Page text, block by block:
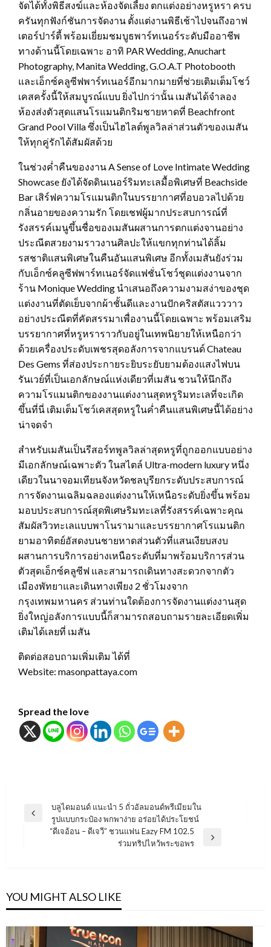
จัดได้ทั้งพิธีสงฆ์และห้องจัดเลี้ยง ตกแต่งอย่างหรูหรา ครบ
ครันทุกฟังก์ชันการจัดงาน ตั้งแต่งานพิธีเช้าไปจนถึงอาฟ
เตอร์ปาร์ตี้ พร้อมเยี่ยมชมบูธพาร์ทเนอร์ระดับมืออาชีพ
ทางด้านนี้โดยเฉพาะ อาทิ PAR Wedding, Anuchart
Photography, Manita Wedding, G.O.A.T Photobooth
และเอ็กซ์คลูซีฟพาร์ทเนอร์อีกมากมายที่ช่วยเติมเต็มโชว์
เคสครั้งนี้ให้สมบูรณ์แบบ ยิ่งไปกว่านั้น เมสันได้จำลอง
ห้องส่งตัวสุดแสนโรแมนติกริมชายหาดที่ Beachfront
Grand Pool Villa ซึ่งเป็นไฮไลต์พูลวิลล่าส่วนตัวของเมสัน
ให้ทุกคู่รักได้สัมผัสด้วย
ในช่วงค่ำคืนของงาน A Sense of Love Intimate Wedding
Showcase ยังได้จัดดินเนอร์ริมทะเลมื้อพิเศษที่ Beachside
Bar เสิร์ฟความโรแมนติกในบรรยากาศที่อบอวลไปด้วย
กลิ่นอายของความรัก โดยเชฟผู้มากประสบการณ์ที่
รังสรรค์เมนูขึ้นชื่อของเมสันผสานการตกแต่งจานอย่าง
ประณีตสวยงามราวงานศิลปะให้แขกทุกท่านได้ลิ้ม
รสชาติแสนพิเศษในคืนอันแสนพิเศษ อีกทั้งเมสันยังร่วม
กับเอ็กซ์คลูซีฟพาร์ทเนอร์จัดแฟชั่นโชว์ชุดแต่งงานจาก
ร้าน Monique Wedding นำเสนอถึงความงามสง่าของชุด
แต่งงานที่ตัดเย็บจากผ้าชั้นดีและงานปักคริสตัสแวววาว
อย่างประณีตที่คัดสรรมาเพื่องานนี้โดยเฉพาะ พร้อมเสริม
บรรยากาศที่หรูหราราวกับอยู่ในเทพนิยายให้เหนือกว่า
ด้วยเครื่องประดับเพชรสุดอลังการจากแบรนด์ Chateau
Des Gems ที่ส่องประกายระยิบระยับยามต้องแสงไฟบน
รันเวย์ที่เป็นเอกลักษณ์แห่งเดียวที่เมสัน ชวนให้นึกถึง
ความโรแมนติกของงานแต่งงานสุดหรูริมทะเลที่จะเกิด
ขึ้นที่นี่ เติมเต็มโชว์เคสสุดหรูในค่ำคืนแสนพิเศษนี้ได้อย่าง
น่าจดจำ
สำหรับเมสันเป็นรีสอร์ทพูลวิลล่าสุดหรูที่ถูกออกแบบอย่าง
มีเอกลักษณ์เฉพาะตัว ในสไตล์ Ultra-modern luxury หนึ่ง
เดียวในนาจอมเทียนจังหวัดชลบุรียกระดับประสบการณ์
การจัดงานเฉลิมฉลองแต่งงานให้เหนือระดับยิ่งขึ้น พร้อม
มอบประสบการณ์สุดพิเศษริมทะเลที่รังสรรค์เฉพาะคุณ
สัมผัสวิวทะเลแบบพาโนรามาและบรรยากาศโรแมนติก
ยามอาทิตย์อัสดงบนชายหาดส่วนตัวที่แสนเงียบสงบ
ผสานการบริการอย่างเหนือระดับที่มาพร้อมบริการส่วน
ตัวสุดเอ็กซ์คลูซีฟ และสามารถเดินทางสะดวกจากตัว
เมืองพัทยาและเดินทางเพียง 2 ชั่วโมงจาก
กรุงเทพมหานคร ส่วนท่านใดต้องการจัดงานแต่งงานสุด
ยิ่งใหญ่อลังการแบบนี้ก็สามารถสอบถามรายละเอียดเพิ่ม
เติมได้เลยที่ เมสัน
ติดต่อสอบถามเพิ่มเติม ได้ที่
Website: masonpattaya.com
Spread the love
แนะแนว
Previous
บลูไดมอนด์ แนะนำ 5 ถั่วอัลมอนด์พรีเมียมใน
รูปแบบกระป๋อง พกพาง่าย อร่อยได้ประโยชน์
“ดีเจอ้อน – ดีเจวี” ชวนแฟน Eazy FM 102.5
ร่วมทริปไหว้พระขอพร
YOU MIGHT ALSO LIKE